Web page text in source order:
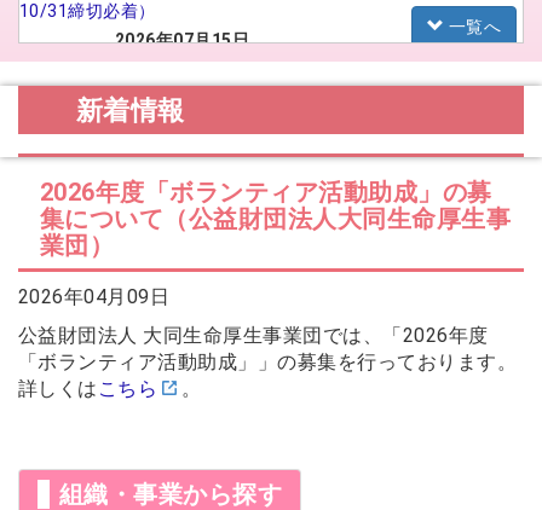
10/31締切必着）
2026年07月15日
がんばる介護職員応援事業 イメー
ジアップ動画広告のSNS広告配信プロポーザルの実
施について
TOYAMA 2026に参加される法人の皆様へ
2026年07月14日
ソウェルクラブ
ソウェルクラブ
その他の会員情報サービスを更新しま
した。
2026年07月06日
福祉カレッジ
№29 強度行動障害支援者養成研修（基
一覧へ
新着情報
2026年度「ボランティア活動助成」の募
集について（公益財団法人大同生命厚生事
業団）
2026年04月09日
公益財団法人 大同生命厚生事業団では、「2026年度
「ボランティア活動助成」」の募集を行っております。
詳しくは こちら 。
組織・事業から探す